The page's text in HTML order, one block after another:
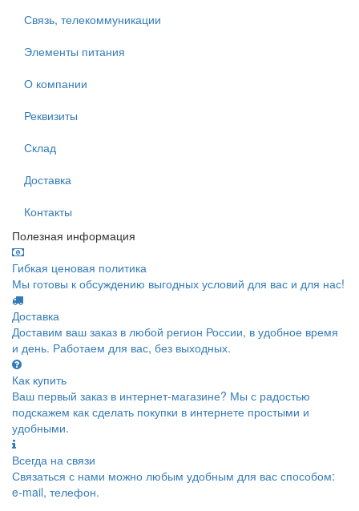
Связь, телекоммуникации
Элементы питания
О компании
Реквизиты
Склад
Доставка
Контакты
Полезная информация
Гибкая ценовая политика
Мы готовы к обсуждению выгодных условий для вас и для нас!
Доставка
Доставим ваш заказ в любой регион России, в удобное время
и день. Работаем для вас, без выходных.
Как купить
Ваш первый заказ в интернет-магазине? Мы с радостью
подскажем как сделать покупки в интернете простыми и
удобными.
Всегда на связи
Связаться с нами можно любым удобным для вас способом:
e-mail, телефон.